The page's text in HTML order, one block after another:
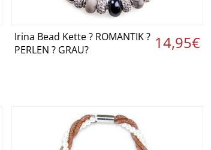
Details ansehen ›
Irina Bead Kette ? ROMANTIK ?
PERLEN ? GRAU?
14,95€